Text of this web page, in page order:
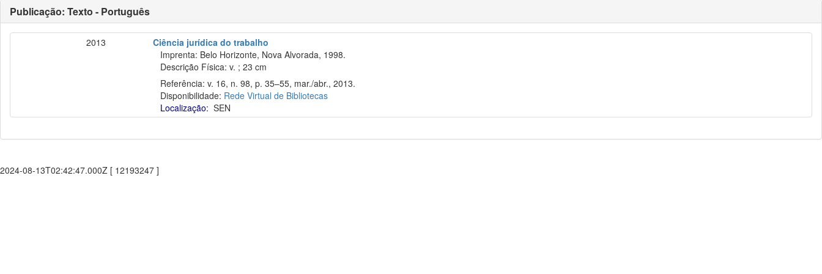
Publicação: Texto - Português
2013
Ciência jurídica do trabalho
Imprenta: Belo Horizonte, Nova Alvorada, 1998.
Descrição Física: v. ; 23 cm
Referência: v. 16, n. 98, p. 35–55, mar./abr., 2013.
Disponibilidade: Rede Virtual de Bibliotecas
Localização: SEN
2024-08-13T02:42:47.000Z [ 12193247 ]